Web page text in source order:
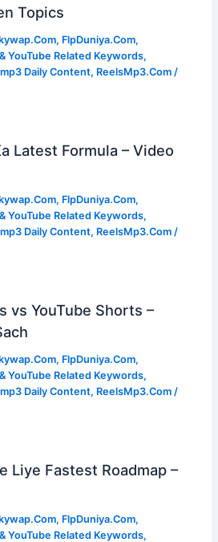
Topics
, FlpDuniya.Com,
YouTube Related Keywords,
Daily Content, ReelsMp3.Com /
Latest Formula – Video
, FlpDuniya.Com,
YouTube Related Keywords,
Daily Content, ReelsMp3.Com /
vs YouTube Shorts –
, FlpDuniya.Com,
YouTube Related Keywords,
Daily Content, ReelsMp3.Com /
Liye Fastest Roadmap –
, FlpDuniya.Com,
YouTube Related Keywords,